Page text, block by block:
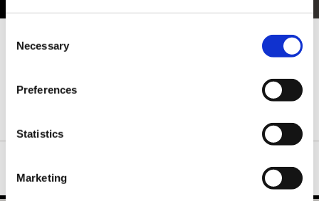
Selection
Necessary
Preferences
Statistics
Marketing
「モンスターハンター20周年-大狩猟展-」にて販売した記念グッ
ズの一部がイーカプコンにて予約受付中！
公式図録、アパレル、ライフスタイル雑貨など豊富なラインナッ